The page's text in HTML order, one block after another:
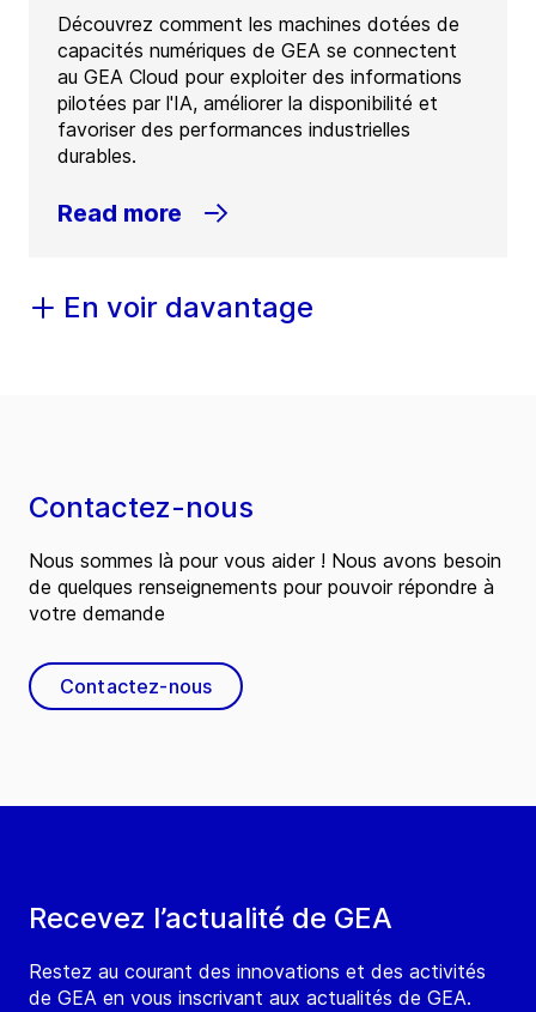
Découvrez comment les machines dotées de
capacités numériques de GEA se connectent
au GEA Cloud pour exploiter des informations
pilotées par l'IA, améliorer la disponibilité et
favoriser des performances industrielles
durables.
Read more
En voir davantage
Recevez l’actualité de GEA
Restez au courant des innovations et des activités
de GEA en vous inscrivant aux actualités de GEA.
Contactez-nous
Nous sommes là pour vous aider ! Nous avons besoin
de quelques renseignements pour pouvoir répondre à
votre demande
Contactez-nous